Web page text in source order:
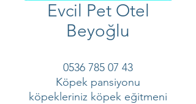
Evcil Pet Otel
Beyoğlu
0536 785 07 43
Köpek pansiyonu
köpekleriniz köpek eğitmeni